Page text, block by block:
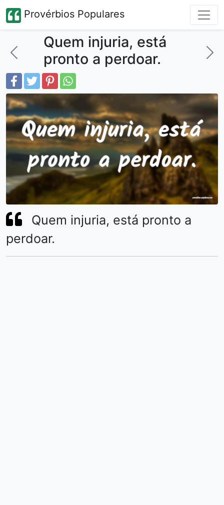
Provérbios Populares
Quem injuria, está
pronto a perdoar.
Quem injuria, está pronto a
perdoar.